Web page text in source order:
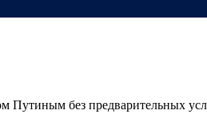
Путиным без предварительных